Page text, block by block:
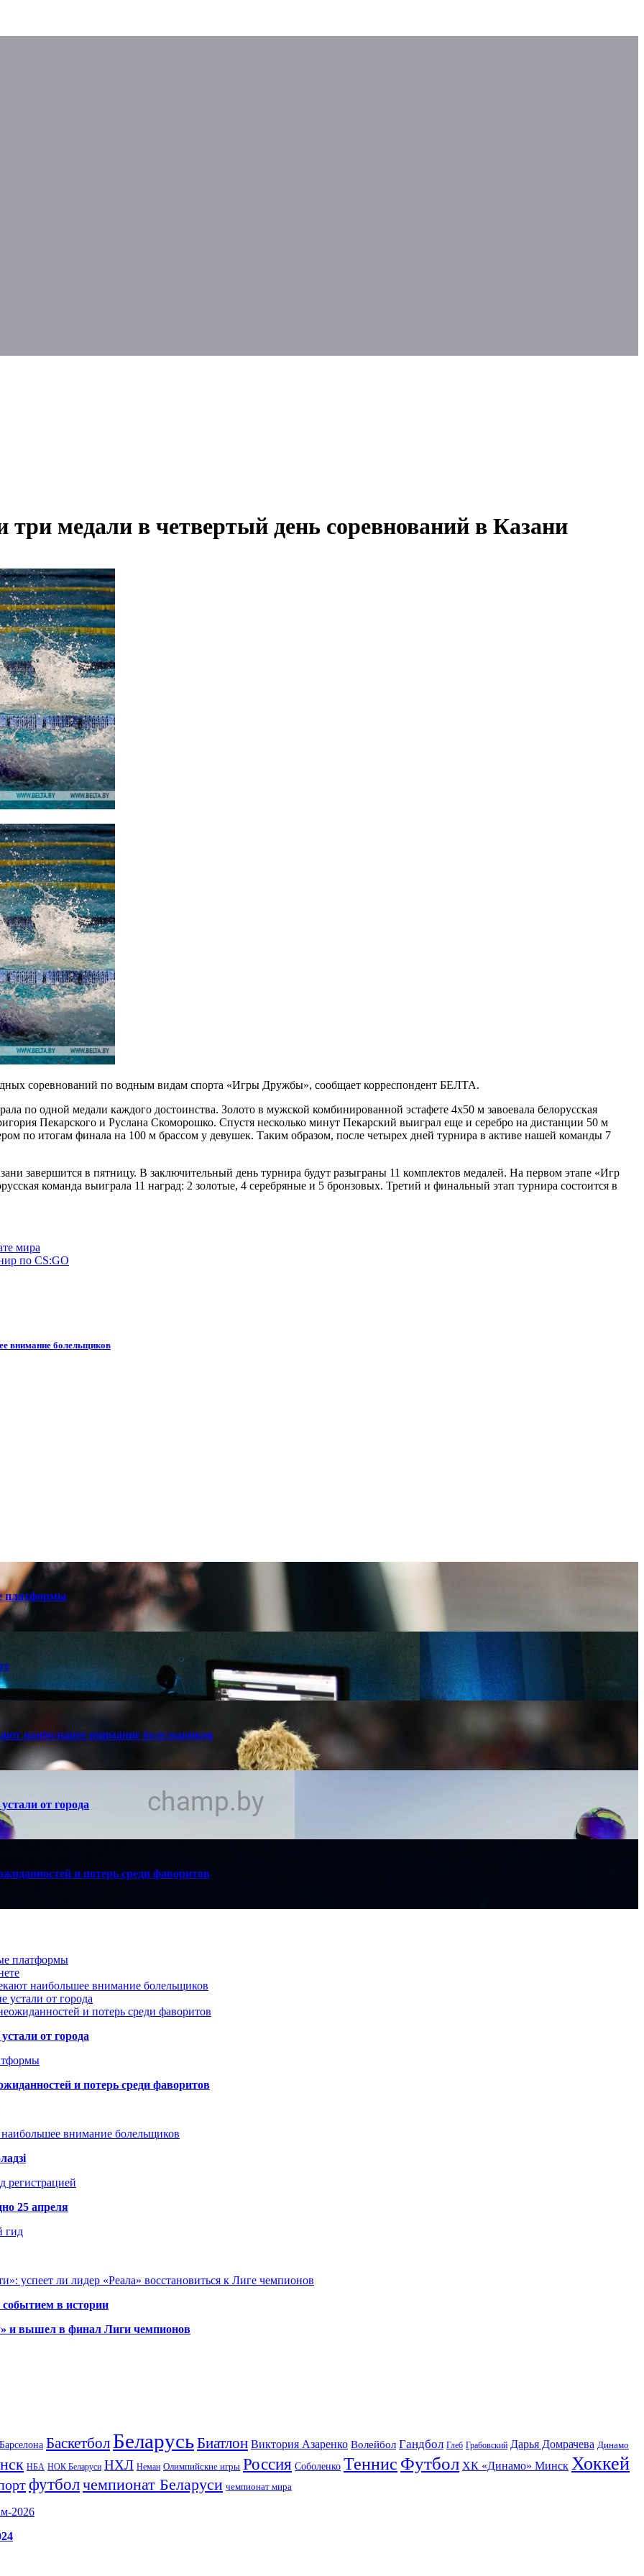
три медали в четвертый день соревнований в Казани
соревнований по водным видам спорта «Игры Дружбы», сообщает корреспондент БЕЛТА.
по одной медали каждого достоинства. Золото в мужской комбинированной эстафете 4х50 м завоевала белорусская
Пекарского и Руслана Скоморошко. Спустя несколько минут Пекарский выиграл еще и серебро на дистанции 50 м
по итогам финала на 100 м брассом у девушек. Таким образом, после четырех дней турнира в активе нашей команды 7
завершится в пятницу. В заключительный день турнира будут разыграны 11 комплектов медалей. На первом этапе «Игр
команда выиграла 11 наград: 2 золотые, 4 серебряные и 5 бронзовых. Третий и финальный этап турнира состоится в
мира
по CS:GO
внимание болельщиков
платформы
наибольшее внимание болельщиков
от города
и потерь среди фаворитов
платформы
наибольшее внимание болельщиков
устали от города
и потерь среди фаворитов
от города
и потерь среди фаворитов
внимание болельщиков
регистрацией
25 апреля
гид
успеет ли лидер «Реала» восстановиться к Лиге чемпионов
в истории
и вышел в финал Лиги чемпионов
Барселона Баскетбол БеларусьБиатлон Виктория Азаренко Волейбол Гандбол Глеб Грабовский Дарья Домрачева Динамо
НБА НОК Беларуси НХЛ Неман Олимпийские игры Россия Соболенко Теннис Футбол ХК «Динамо» Минск Хоккей
футболчемпионат Беларуси чемпионат мира
2026